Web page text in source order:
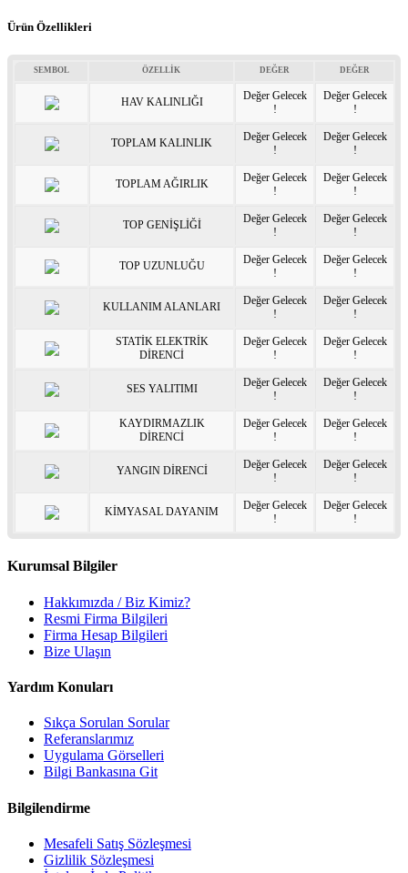
Ürün Özellikleri
SEMBOL ÖZELLİK DEĞER DEĞER
HAV KALINLIĞI
Değer Gelecek
!
Değer Gelecek
!
TOPLAM KALINLIK
Değer Gelecek
!
Değer Gelecek
!
TOPLAM AĞIRLIK
Değer Gelecek
!
Değer Gelecek
!
TOP GENİŞLİĞİ
Değer Gelecek
!
Değer Gelecek
!
TOP UZUNLUĞU
Değer Gelecek
!
Değer Gelecek
!
KULLANIM ALANLARI
Değer Gelecek
!
Değer Gelecek
!
STATİK ELEKTRİK
DİRENCİ
Değer Gelecek
!
Değer Gelecek
!
SES YALITIMI
Değer Gelecek
!
Değer Gelecek
!
KAYDIRMAZLIK
DİRENCİ
Değer Gelecek
!
Değer Gelecek
!
YANGIN DİRENCİ
Değer Gelecek
!
Değer Gelecek
!
KİMYASAL DAYANIM
Değer Gelecek
!
Değer Gelecek
!
Kurumsal Bilgiler
Hakkımızda / Biz Kimiz?
Resmi Firma Bilgileri
Firma Hesap Bilgileri
Bize Ulaşın
Yardım Konuları
Sıkça Sorulan Sorular
Referanslarımız
Uygulama Görselleri
Bilgi Bankasına Git
Bilgilendirme
Mesafeli Satış Sözleşmesi
Gizlilik Sözleşmesi